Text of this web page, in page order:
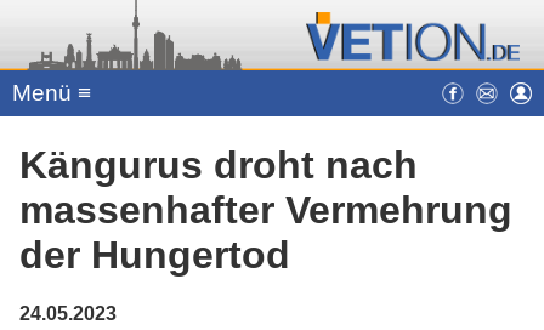
Menü ≡
Kängurus droht nach
massenhafter Vermehrung
der Hungertod
24.05.2023